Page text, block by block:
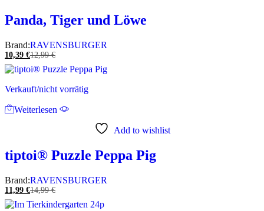
Panda, Tiger und Löwe
Brand:RAVENSBURGER
10,39 €12,99€
Verkauft/nicht vorrätig
Weiterlesen
Add to wishlist
tiptoi® Puzzle Peppa Pig
Brand:RAVENSBURGER
11,99 €14,99€